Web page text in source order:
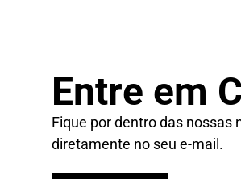
Entre em
Fique por dentro das nossas
diretamente no seu e-mail.